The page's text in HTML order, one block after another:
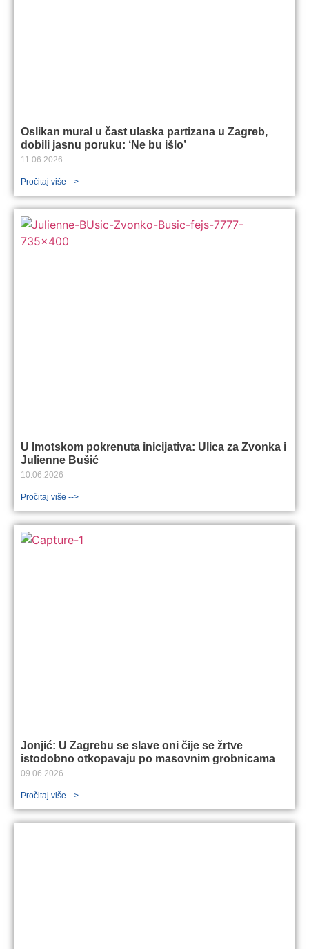
Oslikan mural u čast ulaska partizana u Zagreb,
dobili jasnu poruku: ‘Ne bu išlo’
11.06.2026
Pročitaj više -->
U Imotskom pokrenuta inicijativa: Ulica za Zvonka i
Julienne Bušić
10.06.2026
Pročitaj više -->
Jonjić: U Zagrebu se slave oni čije se žrtve
istodobno otkopavaju po masovnim grobnicama
09.06.2026
Pročitaj više -->